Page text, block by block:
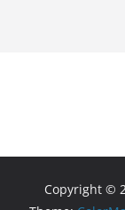
Copyright ©